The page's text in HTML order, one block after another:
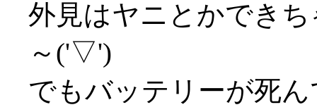
外見はヤニとかでき
～('▽')
でもバッテリーが死